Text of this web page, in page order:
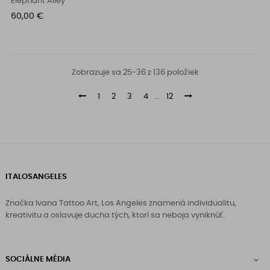
Cena
60,00 €
Zobrazuje sa 25-36 z 136 položiek
1 2 3 4 … 12
ITALOSANGELES
Značka Ivana Tattoo Art, Los Angeles znamená individualitu,
kreativitu a oslavuje ducha tých, ktorí sa neboja vyniknúť.
SOCIÁLNE MÉDIA 